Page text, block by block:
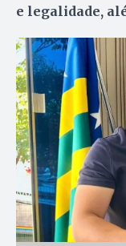
e legalidade,